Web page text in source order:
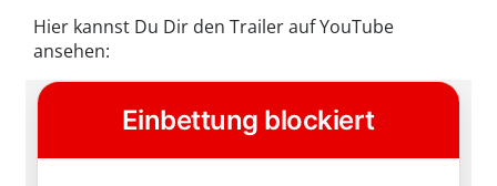
Hier kannst Du Dir den Trailer auf YouTube
ansehen: